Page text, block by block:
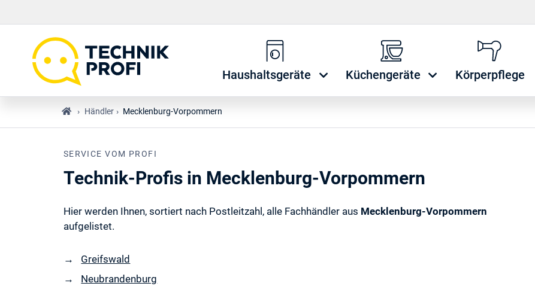
Haushaltsgeräte Küchengeräte Körperpflege
› Händler › Mecklenburg-Vorpommern
SERVICE VOM PROFI
Technik-Profis in Mecklenburg-Vorpommern
Hier werden Ihnen, sortiert nach Postleitzahl, alle Fachhändler aus Mecklenburg-Vorpommern
aufgelistet.
Greifswald
Neubrandenburg